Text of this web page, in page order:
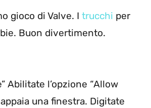
gioco di Valve. I trucchi per
Buon divertimento.
Abilitate l’opzione “Allow
una finestra. Digitate